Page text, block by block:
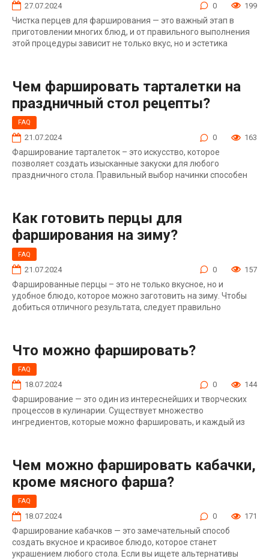
27.07.2024 0 199
Чистка перцев для фарширования — это важный этап в
приготовлении многих блюд, и от правильного выполнения
этой процедуры зависит не только вкус, но и эстетика
Чем фаршировать тарталетки на
праздничный стол рецепты?
FAQ
21.07.2024 0 163
Фарширование тарталеток – это искусство, которое
позволяет создать изысканные закуски для любого
праздничного стола. Правильный выбор начинки способен
Как готовить перцы для
фарширования на зиму?
FAQ
21.07.2024 0 157
Фаршированные перцы – это не только вкусное, но и
удобное блюдо, которое можно заготовить на зиму. Чтобы
добиться отличного результата, следует правильно
Что можно фаршировать?
FAQ
18.07.2024 0 144
Фарширование — это один из интереснейших и творческих
процессов в кулинарии. Существует множество
ингредиентов, которые можно фаршировать, и каждый из
Чем можно фаршировать кабачки,
кроме мясного фарша?
FAQ
18.07.2024 0 171
Фарширование кабачков — это замечательный способ
создать вкусное и красивое блюдо, которое станет
украшением любого стола. Если вы ищете альтернативы